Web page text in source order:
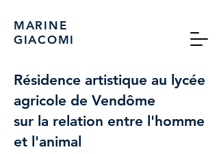
MARINE
GIACOMI
Résidence artistique au lycée
agricole de Vendôme
sur la relation entre l'homme
et l'animal